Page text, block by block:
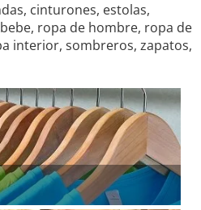
cinturones, estolas,
ropa de hombre, ropa de
interior, sombreros, zapatos,